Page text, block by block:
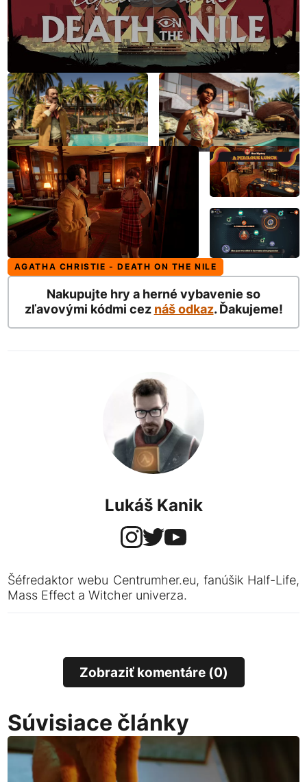
AGATHA CHRISTIE - DEATH ON THE NILE
Nakupujte hry a herné vybavenie so
zľavovými kódmi cez náš odkaz. Ďakujeme!
Lukáš Kanik
Šéfredaktor webu Centrumher.eu, fanúšik Half-Life,
Mass Effect a Witcher univerza.
Zobraziť komentáre (0)
Súvisiace články